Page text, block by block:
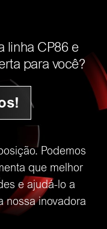
linha CP86 e
para você?
Podemos
que melhor
e ajudá-lo a
nossa inovadora